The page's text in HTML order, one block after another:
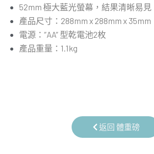
52mm 極大藍光螢幕，結果清晰易見
產品尺寸：288mm x 288mm x 35mm
電源：”AA” 型乾電池2枚
產品重量：1.1kg
返回 體重磅